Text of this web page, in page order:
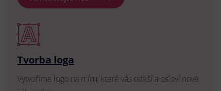
Tvorba loga
Vytvoříme logo na míru, které vás odliší a osloví nové